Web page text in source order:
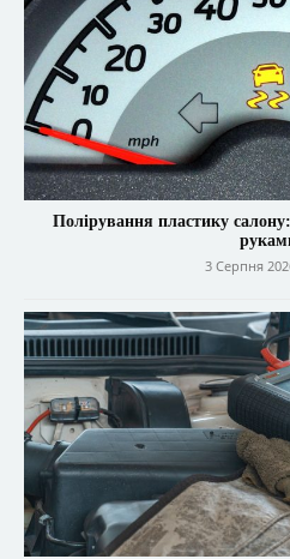
Полірування пластику
3 Серпня